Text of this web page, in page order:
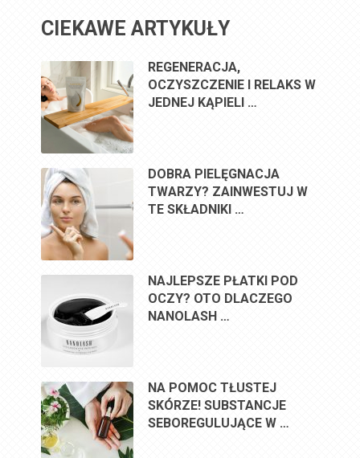
CIEKAWE ARTYKUŁY
REGENERACJA,
OCZYSZCZENIE I RELAKS W
JEDNEJ KĄPIELI …
DOBRA PIELĘGNACJA
TWARZY? ZAINWESTUJ W
TE SKŁADNIKI …
NAJLEPSZE PŁATKI POD
OCZY? OTO DLACZEGO
NANOLASH …
NA POMOC TŁUSTEJ
SKÓRZE! SUBSTANCJE
SEBOREGULUJĄCE W …